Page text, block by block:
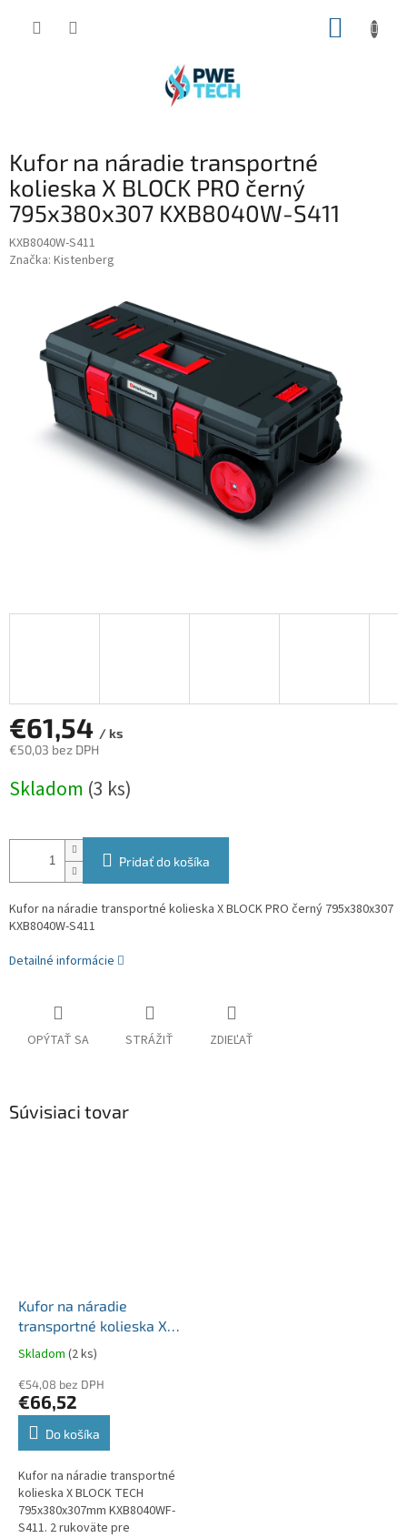
Kufor na náradie transportné
kolieska X BLOCK PRO černý
795x380x307 KXB8040W-S411
KXB8040W-S411
Značka: Kistenberg
€61,54 / ks
€50,03 bez DPH
cena:
Skladom (3 ks)
Pridať do košíka
Kufor na náradie transportné kolieska X BLOCK PRO černý 795x380x307
KXB8040W-S411
Detailné informácie
OPÝTAŤ SA STRÁŽIŤ ZDIEĽAŤ
Súvisiaci tovar
Kufor na náradie
transportné kolieska X
BLOCK TECH
795x380x307mm
KXB8040WF-S411
Skladom (2 ks)
€54,08 bez DPH
€66,52
Do košíka
Kufor na náradie transportné
kolieska X BLOCK TECH
795x380x307mm KXB8040WF-
S411. 2 rukoväte pre